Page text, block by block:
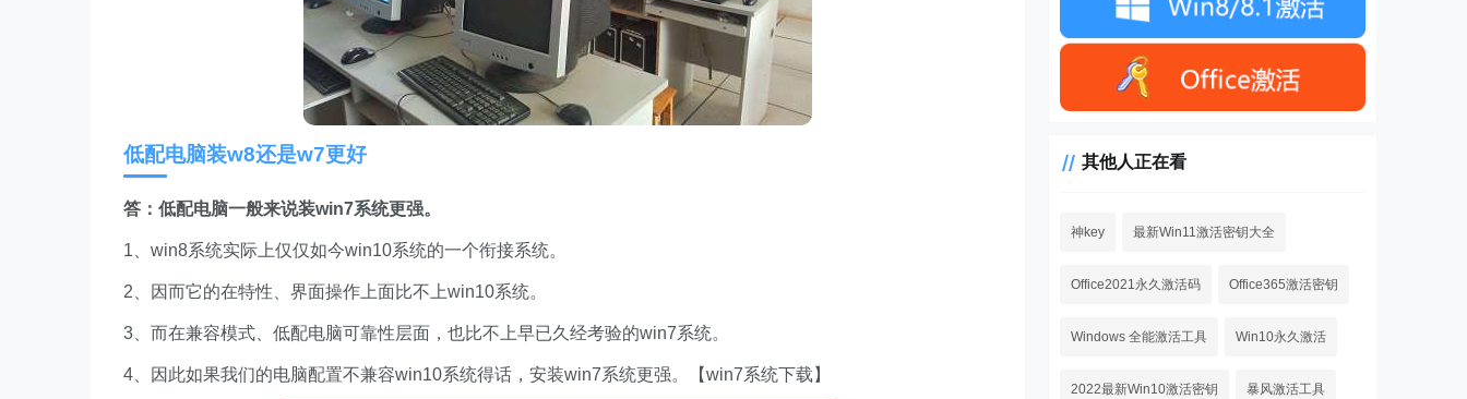
低配电脑装w8还是w7更好
答：低配电脑一般来说装win7系统更强。
1、win8系统实际上仅仅如今win10系统的一个衔接系统。
2、因而它的在特性、界面操作上面比不上win10系统。
3、而在兼容模式、低配电脑可靠性层面，也比不上早已久经考验的win7系统。
4、因此如果我们的电脑配置不兼容win10系统得话，安装win7系统更强。【win7系统下载】
其他人正在看
神key 最新Win11激活密钥大全
Office2021永久激活码 Office365激活密钥
Windows 全能激活工具 Win10永久激活
2022最新Win10激活密钥 暴风激活工具